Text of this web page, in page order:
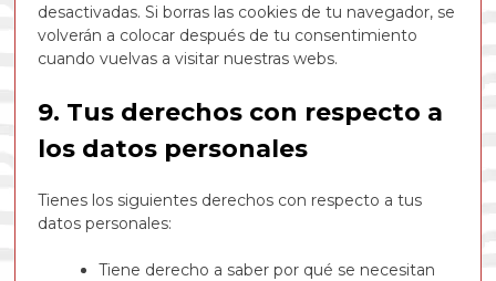
desactivadas. Si borras las cookies de tu navegador, se
volverán a colocar después de tu consentimiento
cuando vuelvas a visitar nuestras webs.
9. Tus derechos con respecto a
los datos personales
Tienes los siguientes derechos con respecto a tus
datos personales:
Tiene derecho a saber por qué se necesitan